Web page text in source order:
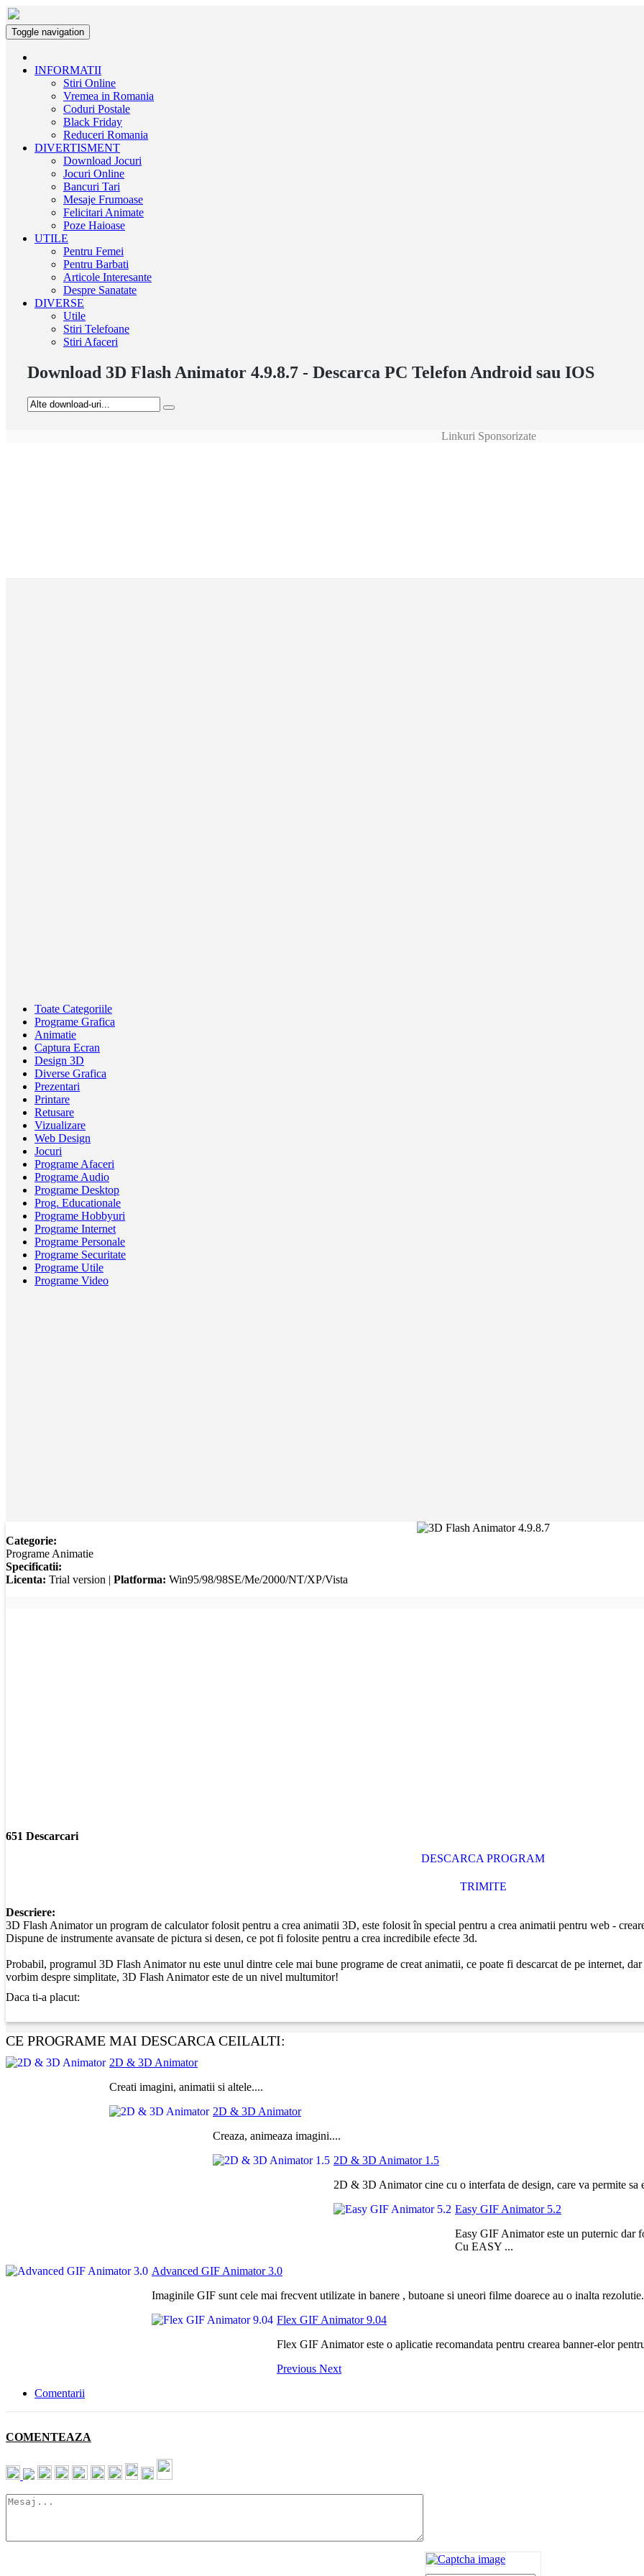
Toggle navigation
INFORMATII
Stiri Online
Vremea in Romania
Coduri Postale
Black Friday
Reduceri Romania
DIVERTISMENT
Download Jocuri
Jocuri Online
Bancuri Tari
Mesaje Frumoase
Felicitari Animate
Poze Haioase
UTILE
Pentru Femei
Pentru Barbati
Articole Interesante
Despre Sanatate
DIVERSE
Utile
Stiri Telefoane
Stiri Afaceri
Download 3D Flash Animator 4.9.8.7 - Descarca PC Telefon Android sau IOS
Linkuri Sponsorizate
Toate Categoriile
Programe Grafica
Animatie
Captura Ecran
Design 3D
Diverse Grafica
Prezentari
Printare
Retusare
Vizualizare
Web Design
Jocuri
Programe Afaceri
Programe Audio
Programe Desktop
Prog. Educationale
Programe Hobbyuri
Programe Internet
Programe Personale
Programe Securitate
Programe Utile
Programe Video
Categorie:
Programe Animatie
Specificatii:
Licenta: Trial version | Platforma: Win95/98/98SE/Me/2000/NT/XP/Vista
651 Descarcari
DESCARCA PROGRAM
TRIMITE
Descriere:
3D Flash Animator un program de calculator folosit pentru a crea animatii 3D, este folosit în special pentru a crea animatii pentru web -
Dispune de instrumente avansate de pictura si desen, ce pot fi folosite pentru a crea incredibile efecte 3d.
Probabil, programul 3D Flash Animator nu este unul dintre cele mai bune programe de creat animatii, ce poate fi descarcat de pe internet,
vorbim despre simplitate, 3D Flash Animator este de un nivel multumitor!
Daca ti-a placut:
CE PROGRAME MAI DESCARCA CEILALTI:
2D & 3D Animator
Creati imagini, animatii si altele....
2D & 3D Animator
Creaza, animeaza imagini....
2D & 3D Animator 1.5
2D & 3D Animator cine cu o interfata de design, care va permite
Easy GIF Animator 5.2
Easy GIF Animator este un puternic dar
Cu EASY ...
Advanced GIF Animator 3.0
Imaginile GIF sunt cele mai frecvent utilizate in banere , butoane si uneori filme doarece au o inalta
Flex GIF Animator 9.04
Flex GIF Animator este o aplicatie recomandata pentru crearea banner-elor
Previous Next
Comentarii
COMENTEAZA